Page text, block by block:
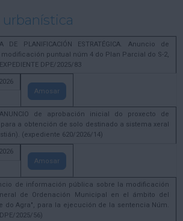
DE PLANIFICACIÓN ESTRATÉGICA. Anuncio de
puntual núm 4 do Plan Parcial do S-2,
DPE/2025/83
Amosar
ANUNCIO de aprobación inicial do proxecto de
a obtención de solo destinado a sistema xeral
(expediente 620/2026/14)
Amosar
de información pública sobre la modificación
de Ordenación Municipal en el ámbito del
do Agra", para la ejecución de la sentencia Núm.
2025/56)